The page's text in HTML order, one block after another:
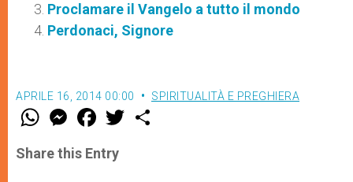
Proclamare il Vangelo a tutto il mondo
Perdonaci, Signore
APRILE 16, 2014 00:00 SPIRITUALITÀ E PREGHIERA
W
t
s
M
e
s
e
F
a
e
b
w
Share this Entry